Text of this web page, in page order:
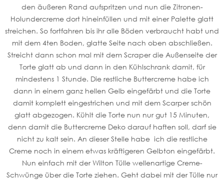
den äußeren Rand aufspritzen und nun die Zitronen-
Holundercreme dort hineinfüllen und mit einer Palette glatt
streichen. So fortfahren bis ihr alle Böden verbraucht habt und
mit dem 4ten Boden, glatte Seite nach oben abschließen.
Streicht dann schon mal mit dem Scraper die Außenseite der
Torte glatt ab und dann in den Kühlschrank damit, für
mindestens 1 Stunde. Die restliche Buttercreme habe ich
dann in einem ganz hellen Gelb eingefärbt und die Torte
damit komplett eingestrichen und mit dem Scarper schön
glatt abgezogen. Kühlt die Torte nun nur gut 15 Minuten,
denn damit die Buttercreme Deko darauf haften soll, darf sie
nicht zu kalt sein. An dieser Stelle habe ich die restliche
Creme noch in einem etwas kräftigeren Gelbton eingefärbt.
Nun einfach mit der Wilton Tülle wellenartige Creme-
Schwünge über die Torte ziehen. Geht dabei mit der Tülle nur